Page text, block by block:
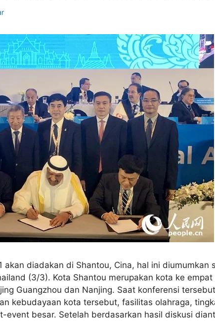
akan diadakan di Shantou, Cina, hal ini
(3/3). Kota Shantou merupakan kota ke
Guangzhou dan Nanjing. Saat konferensi
kebudayaan kota tersebut, fasilitas olahraga,
event besar. Setelah berdasarkan hasil diskusi